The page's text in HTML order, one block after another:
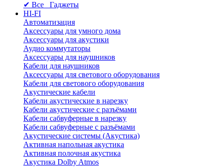
✔ Все Гаджеты
HI-FI
Автоматизация
Аксессуары для умного дома
Аксессуары для акустики
Аудио коммутаторы
Аксессуары для наушников
Кабели для наушников
Аксессуары для светового оборудования
Кабели для светового оборудования
Акустические кабели
Кабели акустические в нарезку
Кабели акустические с разъёмами
Кабели сабвуферные в нарезку
Кабели сабвуферные с разъёмами
Акустические системы (Акустика)
Активная напольная акустика
Активная полочная акустика
Акустика Dolby Atmos